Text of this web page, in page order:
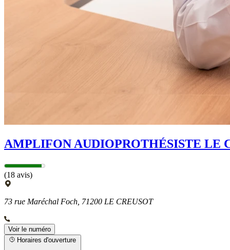
AMPLIFON AUDIOPROTHÉSISTE LE
(18 avis)
73 rue Maréchal Foch, 71200 LE CREUSOT
Voir le numéro
Horaires d'ouverture